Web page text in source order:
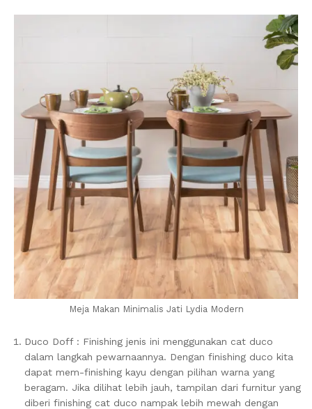
Meja Makan Minimalis Jati Lydia Modern
Duco Doff : Finishing jenis ini menggunakan cat duco
dalam langkah pewarnaannya. Dengan finishing duco kita
dapat mem-finishing kayu dengan pilihan warna yang
beragam. Jika dilihat lebih jauh, tampilan dari furnitur yang
diberi finishing cat duco nampak lebih mewah dengan